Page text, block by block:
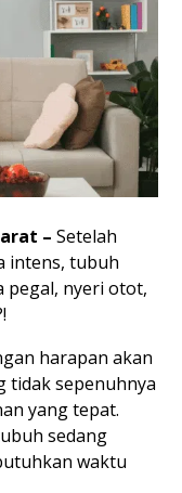
– Setelah
intens, tubuh
pegal, nyeri otot,
harapan akan
tidak sepenuhnya
yang tepat.
sedang
waktu